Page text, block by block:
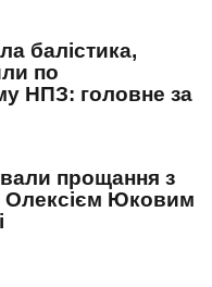
балістика,
по
НПЗ: головне за
прощання з
Юковим